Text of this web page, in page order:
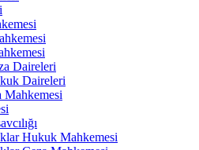
Daireleri
Daireleri
Mahkemesi
Hukuk Mahkemesi